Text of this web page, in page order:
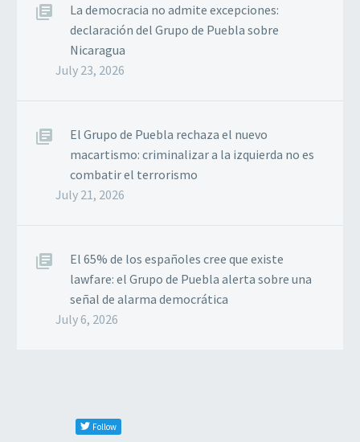
La democracia no admite excepciones:
declaración del Grupo de Puebla sobre
Nicaragua
July 23, 2026
El Grupo de Puebla rechaza el nuevo
macartismo: criminalizar a la izquierda no es
combatir el terrorismo
July 21, 2026
El 65% de los españoles cree que existe
lawfare: el Grupo de Puebla alerta sobre una
señal de alarma democrática
July 6, 2026
Follow